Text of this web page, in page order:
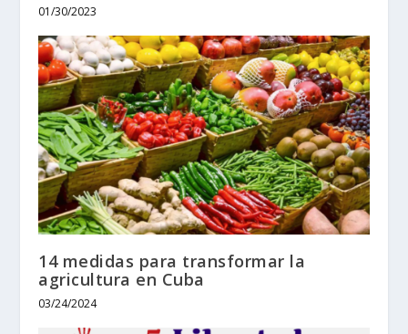
01/30/2023
14 medidas para transformar la
agricultura en Cuba
03/24/2024